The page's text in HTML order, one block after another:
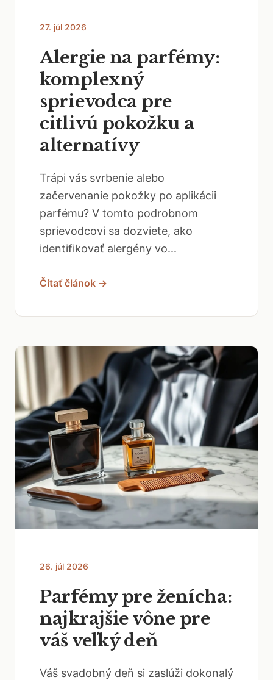
27. júl 2026
Alergie na parfémy:
komplexný
sprievodca pre
citlivú pokožku a
alternatívy
Trápi vás svrbenie alebo
začervenanie pokožky po aplikácii
parfému? V tomto podrobnom
sprievodcovi sa dozviete, ako
identifikovať alergény vo...
Čítať článok →
26. júl 2026
Parfémy pre ženícha:
najkrajšie vône pre
váš veľký deň
Váš svadobný deň si zaslúži dokonalý